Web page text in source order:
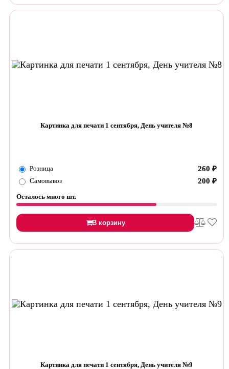
Картинка для печати 1 сентября, День учителя №8
Розница 260 ₽
Самовывоз 200 ₽
Осталось много шт.
В корзину
Картинка для печати 1 сентября, День учителя №9